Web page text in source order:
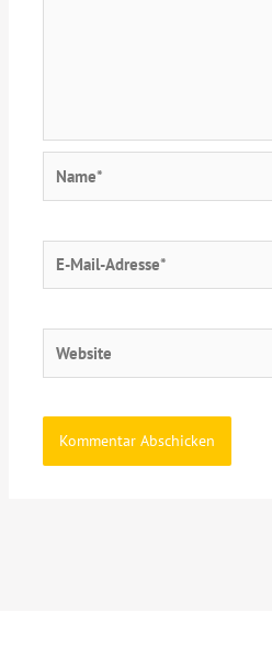
Mail-